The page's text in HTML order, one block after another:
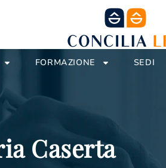
FORMAZIONE SEDI
Caserta